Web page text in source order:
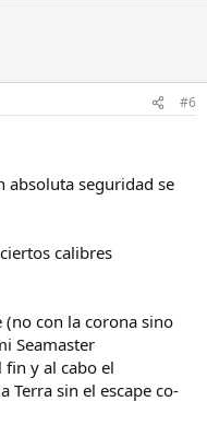
#6
absoluta seguridad se
calibres
con la corona sino
Seamaster
y al cabo el
Terra sin el escape co-